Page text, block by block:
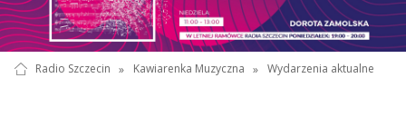
Radio Szczecin » Kawiarenka Muzyczna » Wydarzenia aktualne